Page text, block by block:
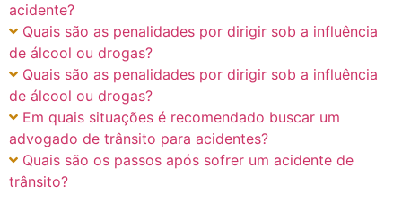
acidente?
Quais são as penalidades por dirigir sob a influência
de álcool ou drogas?
Quais são as penalidades por dirigir sob a influência
de álcool ou drogas?
Em quais situações é recomendado buscar um
advogado de trânsito para acidentes?
Quais são os passos após sofrer um acidente de
trânsito?